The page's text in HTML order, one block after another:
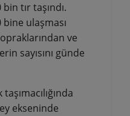
tır taşındı.
bine ulaşması
ve
sayısını günde
ekseninde